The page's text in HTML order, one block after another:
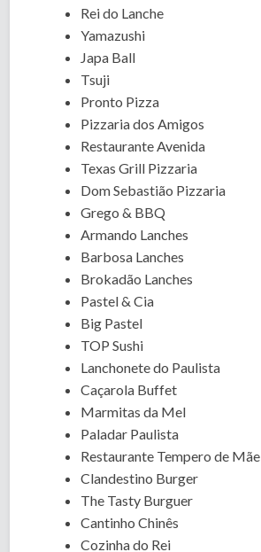
Rei do Lanche
Yamazushi
Japa Ball
Tsuji
Pronto Pizza
Pizzaria dos Amigos
Restaurante Avenida
Texas Grill Pizzaria
Dom Sebastião Pizzaria
Grego & BBQ
Armando Lanches
Barbosa Lanches
Brokadão Lanches
Pastel & Cia
Big Pastel
TOP Sushi
Lanchonete do Paulista
Caçarola Buffet
Marmitas da Mel
Paladar Paulista
Restaurante Tempero de Mãe
Clandestino Burger
The Tasty Burguer
Cantinho Chinês
Cozinha do Rei